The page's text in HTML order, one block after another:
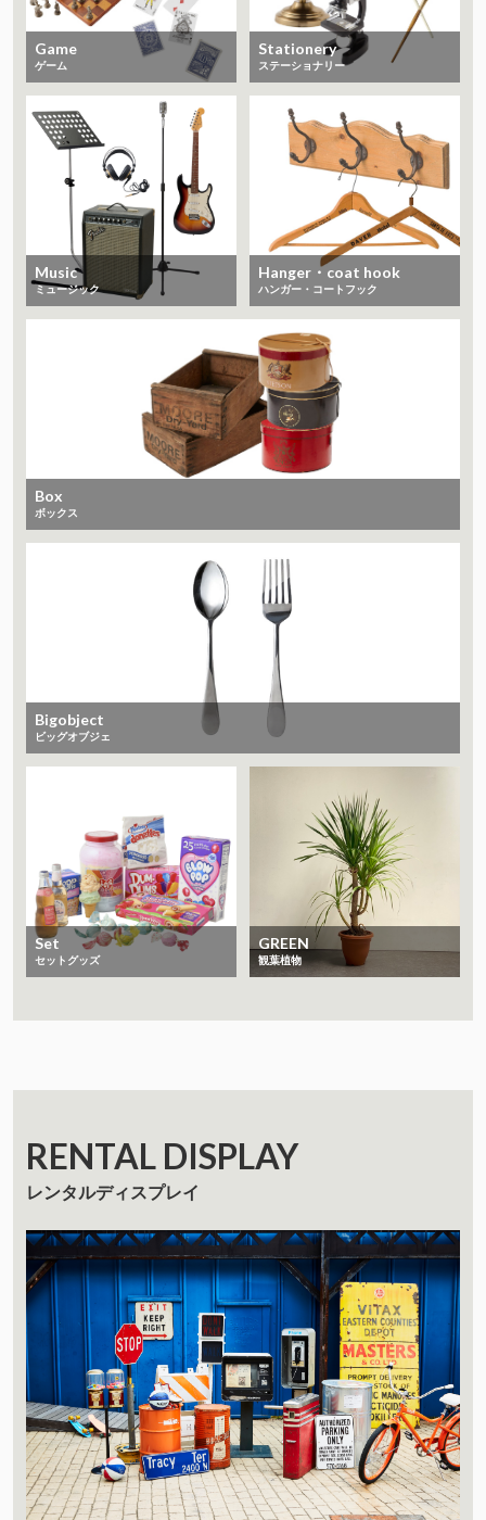
Game
ゲーム
Stationery
ステーショナリー
Music
ミュージック
Hanger・coat hook
ハンガー・コートフック
Box
ボックス
Bigobject
ビッグオブジェ
Set
セットグッズ
GREEN
観葉植物
RENTAL DISPLAY
レンタルディスプレイ